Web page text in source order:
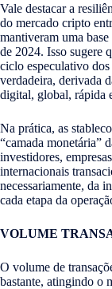
Vale destacar a
do mercado cripto
mantiveram uma
de 2024. Isso sugere
ciclo especulativo
verdadeira, derivada
digital, global, rápida
Na prática, as
“camada monetária”
investidores,
internacionais
necessariamente, da
cada etapa da
VOLUME
O volume de
bastante, atingindo o